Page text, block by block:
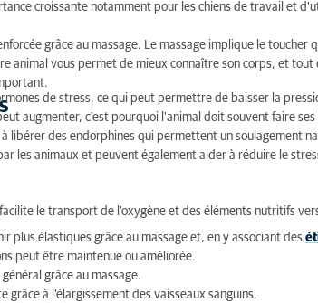
?
croissante notamment pour les chiens de travail et
grâce au massage. Le massage implique le toucher
animal vous permet de mieux connaître son corps, et tout
de stress, ce qui peut permettre de baisser la
augmenter, c'est pourquoi l'animal doit souvent faire
libérer des endorphines qui permettent un soulagement
les animaux et peuvent également aider à réduire le
le transport de l'oxygène et des éléments nutritifs
plus élastiques grâce au massage et, en y associant des
peut être maintenue ou améliorée.
grâce au massage.
à l'élargissement des vaisseaux sanguins.